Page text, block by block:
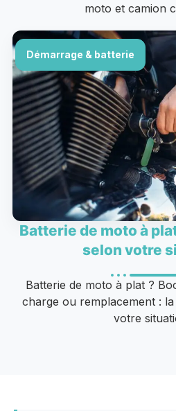
moto et camion
Démarrage & batterie
Batterie de moto à
selon votre
Batterie de moto à plat ?
charge ou remplacement :
votre